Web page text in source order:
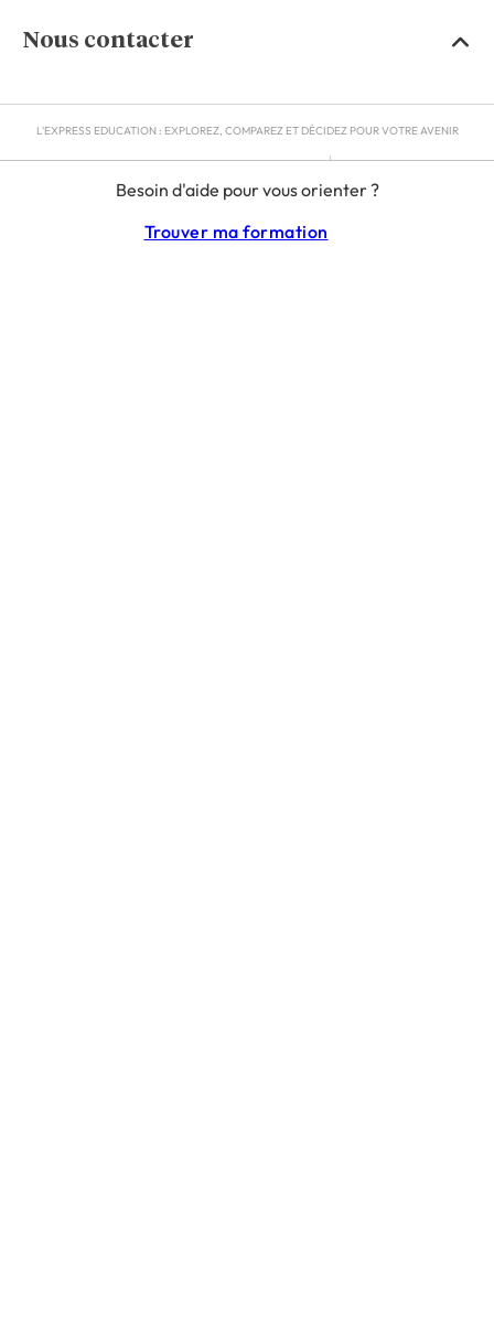
Besoin d'aide pour vous orienter ?
Trouver ma formation
Nous contacter
L'EXPRESS EDUCATION : EXPLOREZ, COMPAREZ ET DÉCIDEZ POUR VOTRE AVENIR
RGPD